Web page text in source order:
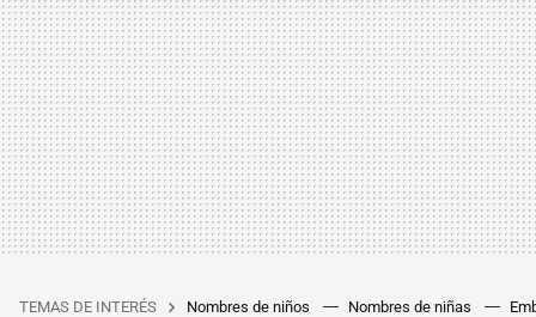
TEMAS DE INTERÉS Nombres de niños Nombres de niñas